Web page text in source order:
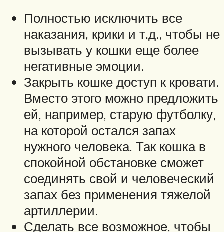
Полностью исключить все
наказания, крики и т.д., чтобы не
вызывать у кошки еще более
негативные эмоции.
Закрыть кошке доступ к кровати.
Вместо этого можно предложить
ей, например, старую футболку,
на которой остался запах
нужного человека. Так кошка в
спокойной обстановке сможет
соединять свой и человеческий
запах без применения тяжелой
артиллерии.
Сделать все возможное, чтобы